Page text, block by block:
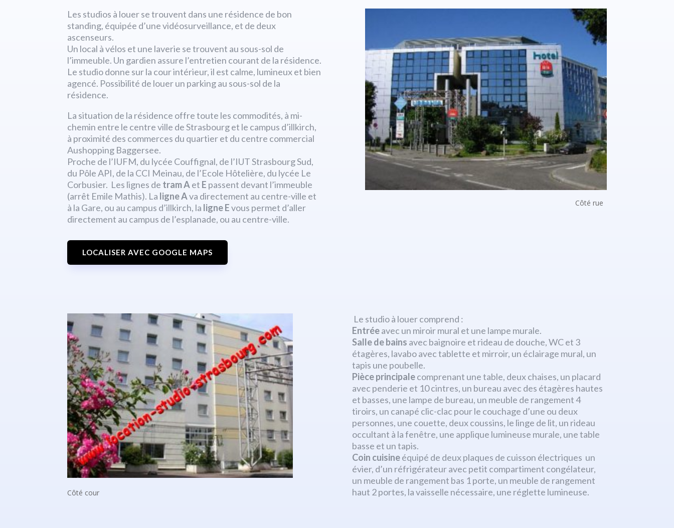
Les studios à louer se trouvent dans une résidence de bon
standing, équipée d’une vidéosurveillance, et de deux
ascenseurs.
Un local à vélos et une laverie se trouvent au sous-sol de
l’immeuble. Un gardien assure l’entretien courant de la résidence.
Le studio donne sur la cour intérieur, il est calme, lumineux et bien
agencé. Possibilité de louer un parking au sous-sol de la
résidence.
La situation de la résidence offre toute les commodités, à mi-
chemin entre le centre ville de Strasbourg et le campus d’illkirch,
à proximité des commerces du quartier et du centre commercial
Aushopping Baggersee.
Proche de l’IUFM, du lycée Couffignal, de l’IUT Strasbourg Sud,
du Pôle API, de la CCI Meinau, de l’Ecole Hôtelière, du lycée Le
Corbusier. Les lignes de tram A et E passent devant l’immeuble
(arrêt Emile Mathis). La ligne Ava directement au centre-ville et
à la Gare, ou au campus d’illkirch, la ligne Evous permet d’aller
directement au campus de l’esplanade, ou au centre-ville.
LOCALISER AVEC GOOGLE MAPS
Côté rue
Côté cour
Le studio à louer comprend :
Entréeavec un miroir mural et une lampe murale.
Salle de bains avec baignoire et rideau de douche, WC et 3
étagères, lavabo avec tablette et mirroir, un éclairage mural, un
tapis une poubelle.
Pièce principalecomprenant une table, deux chaises, un placard
avec penderie et 10 cintres, un bureau avec des étagères hautes
et basses, une lampe de bureau, un meuble de rangement 4
tiroirs, un canapé clic-clac pour le couchage d’une ou deux
personnes, une couette, deux coussins, le linge de lit, un rideau
occultant à la fenêtre, une applique lumineuse murale, une table
basse et un tapis.
Coin cuisineéquipé de deux plaques de cuisson électriques un
évier, d’un réfrigérateur avec petit compartiment congélateur,
un meuble de rangement bas 1 porte, un meuble de rangement
haut 2 portes, la vaisselle nécessaire, une réglette lumineuse.